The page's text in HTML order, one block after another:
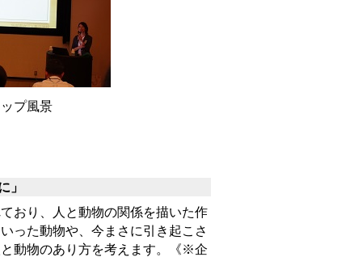
プ風景
」
おり、人と動物の関係を描いた作
った動物や、今まさに引き起こさ
動物のあり方を考えます。《※企